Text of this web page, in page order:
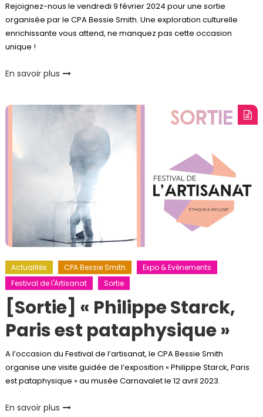
Rejoignez-nous le vendredi 9 février 2024 pour une sortie
organisée par le CPA Bessie Smith. Une exploration culturelle
enrichissante vous attend, ne manquez pas cette occasion
unique !
En savoir plus
Actualités CPA Bessie Smith
Expo & Evènements
Festival de l'Artisanat
Sortie
[Sortie] « Philippe Starck,
Paris est pataphysique »
A l’occasion du Festival de l’artisanat, le CPA Bessie Smith
organise une visite guidée de l’exposition « Philippe Starck, Paris
est pataphysique » au musée Carnavalet le 12 avril 2023.
En savoir plus